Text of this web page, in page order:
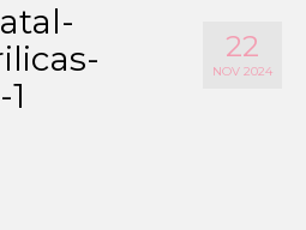
22
NOV 2024